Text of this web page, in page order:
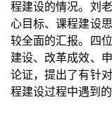
程建设的情况。刘
心目标、课程建设
较全面的汇报。 四
建设、改革成效、
论证，提出了有针
程建设过程中遇到